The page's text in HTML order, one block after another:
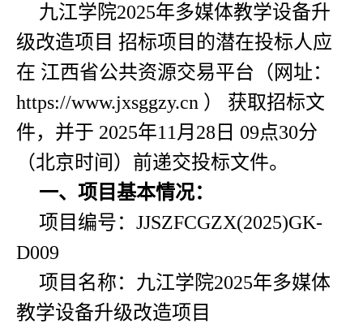
九江学院2025年多媒体教学设备升
级改造项目 招标项目的潜在投标人应
在 江西省公共资源交易平台（网址：
https://www.jxsggzy.cn ） 获取招标文
件，并于 2025年11月28日 09点30分
（北京时间）前递交投标文件。
一、项目基本情况：
项目编号：JJSZFCGZX(2025)GK-
D009
项目名称：九江学院2025年多媒体
教学设备升级改造项目